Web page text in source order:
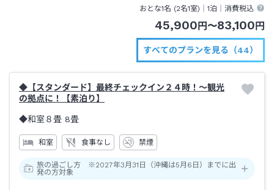
おとな1名 (2名1室)｜1泊 ｜消費税込
45,900円〜83,100円
すべてのプランを見る（44）
◆【スタンダード】最終チェックイン２４時！～観光
の拠点に！【素泊り】
◆和室８畳 8畳
和室 食事なし 禁煙
旅の過ごし方 ※2027年3月31日（沖縄は5月6日）までに出
発の方対象